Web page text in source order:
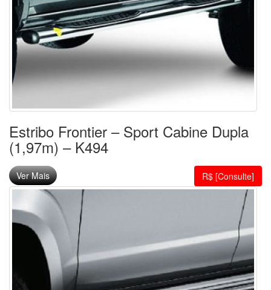
Estribo Frontier – Sport Cabine Dupla
(1,97m) – K494
Ver Mais R$ [Consulte]